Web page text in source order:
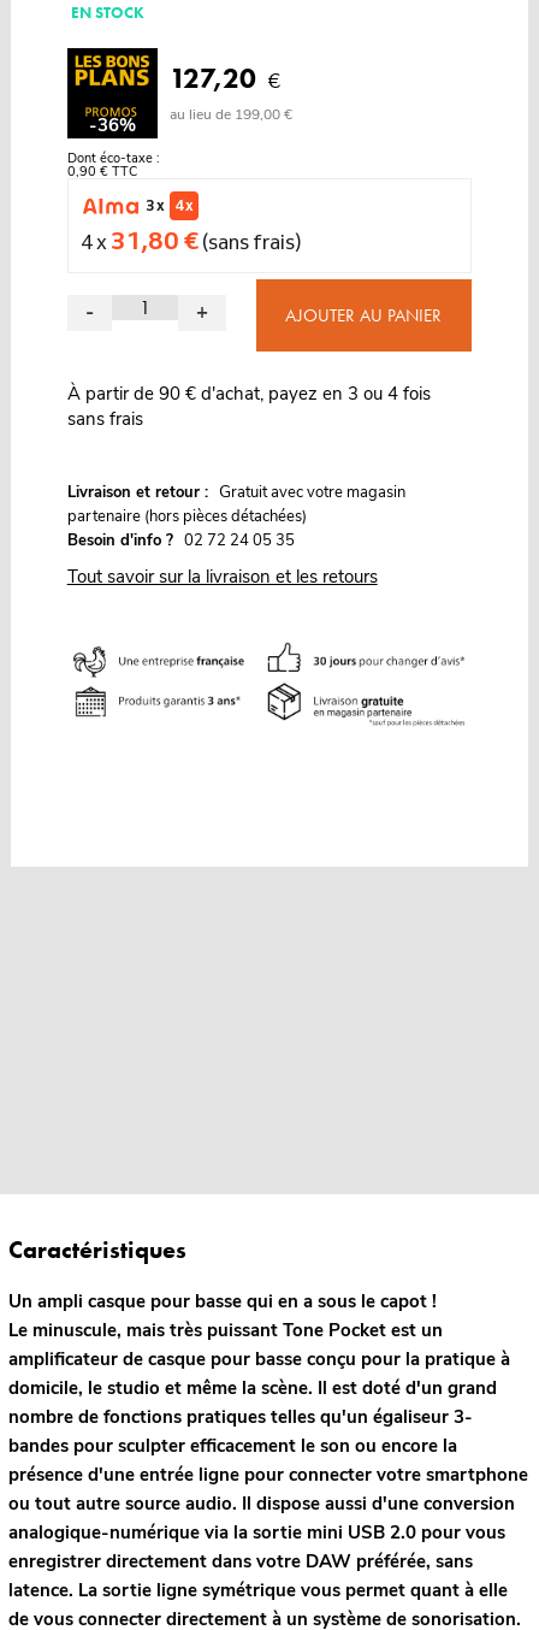
EN STOCK
-36%
127,20 €
au lieu de 199,00 €
Dont éco-taxe :
0,90 € TTC
3 x
4 x
4 x 31,80 €(sans frais)
- + AJOUTER AU PANIER
À partir de 90 € d'achat, payez en 3 ou 4 fois
sans frais
Livraison et retour : Gratuit avec votre magasin
partenaire (hors pièces détachées)
Besoin d'info ? 02 72 24 05 35
Tout savoir sur la livraison et les retours
Caractéristiques
Un ampli casque pour basse qui en a sous le capot !
Le minuscule, mais très puissant Tone Pocket est un
amplificateur de casque pour basse conçu pour la pratique à
domicile, le studio et même la scène. Il est doté d'un grand
nombre de fonctions pratiques telles qu'un égaliseur 3-
bandes pour sculpter efficacement le son ou encore la
présence d'une entrée ligne pour connecter votre smartphone
ou tout autre source audio. Il dispose aussi d'une conversion
analogique-numérique via la sortie mini USB 2.0 pour vous
enregistrer directement dans votre DAW préférée, sans
latence. La sortie ligne symétrique vous permet quant à elle
de vous connecter directement à un système de sonorisation.